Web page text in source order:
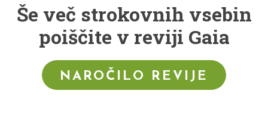
Še več strokovnih vsebin
poiščite v reviji Gaia
NAROČILO REVIJE